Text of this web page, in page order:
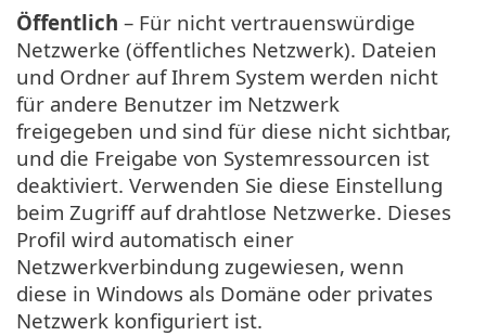
Öffentlich – Für nicht vertrauenswürdige
Netzwerke (öffentliches Netzwerk). Dateien
und Ordner auf Ihrem System werden nicht
für andere Benutzer im Netzwerk
freigegeben und sind für diese nicht sichtbar,
und die Freigabe von Systemressourcen ist
deaktiviert. Verwenden Sie diese Einstellung
beim Zugriff auf drahtlose Netzwerke. Dieses
Profil wird automatisch einer
Netzwerkverbindung zugewiesen, wenn
diese in Windows als Domäne oder privates
Netzwerk konfiguriert ist.